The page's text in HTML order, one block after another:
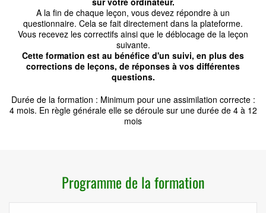
A la fin de chaque leçon, vous devez répondre à un
questionnaire. Cela se fait directement dans la plateforme.
Vous recevez les correctifs ainsi que le déblocage de la leçon
suivante.
Cette formation est au bénéfice d'un suivi, en plus des
corrections de leçons, de réponses à vos différentes
questions.
Durée de la formation : Minimum pour une assimilation correcte :
4 mois. En règle générale elle se déroule sur une durée de 4 à 12
mois
Programme de la formation